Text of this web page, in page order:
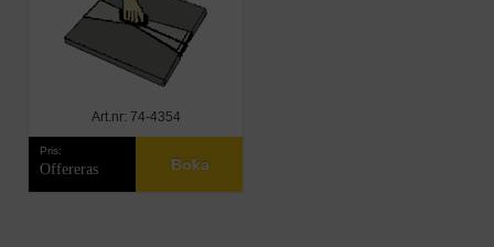
Art.nr: 74-4354
Pris:
Offereras Boka